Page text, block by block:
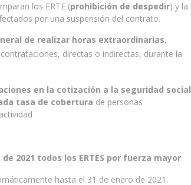
los ERTE (prohibición de despedir) y la
por una suspensión del contrato.
de realizar horas extraordinarias,
directas o indirectas, durante la
en la cotización a la seguridad social
tasa de cobertura de personas
2021 todos los ERTES por fuerza mayor
hasta el 31 de enero de 2021.